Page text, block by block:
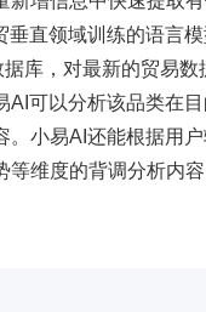
垂直领域训练的语言
库，对最新的贸易数
AI可以分析该品类在
。小易AI还能根据用
维度的背调分析内